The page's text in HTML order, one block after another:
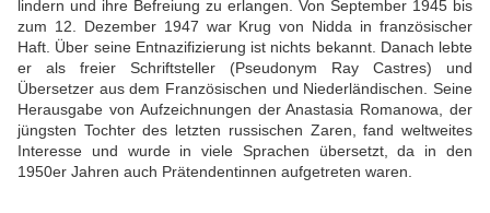
lindern und ihre Befreiung zu erlangen. Von September 1945 bis
zum 12. Dezember 1947 war Krug von Nidda in französischer
Haft. Über seine Entnazifizierung ist nichts bekannt. Danach lebte
er als freier Schriftsteller (Pseudonym Ray Castres) und
Übersetzer aus dem Französischen und Niederländischen. Seine
Herausgabe von Aufzeichnungen der Anastasia Romanowa, der
jüngsten Tochter des letzten russischen Zaren, fand weltweites
Interesse und wurde in viele Sprachen übersetzt, da in den
1950er Jahren auch Prätendentinnen aufgetreten waren.